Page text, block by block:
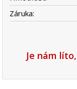
Záruka:
Je nám